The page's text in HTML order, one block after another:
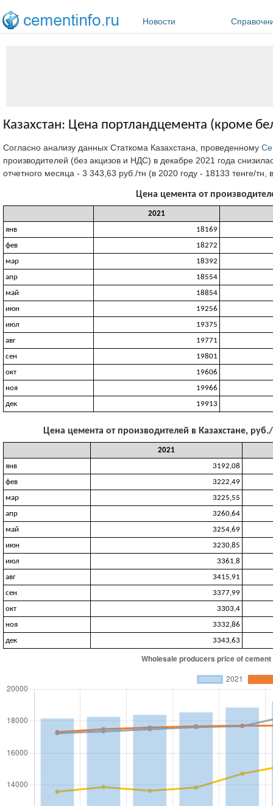
Новости
Казахстан: Цена портландцемента (кроме
Согласно анализу данных Статкома Казахстана, проведенному
производителей (без акцизов и НДС) в декабре 2021 года
отчетного месяца - 3 343,63 руб./тн (в 2020 году - 18133 тенге/тн,
Цена цемента от
2021
янв
18169
фев
18272
мар
18392
апр
18554
май
18854
июн
19256
июл
19375
авг
19771
сен
19801
окт
19606
ноя
19966
дек
19913
Цена цемента от производителей в Казахстане,
2021
янв
3192,08
фев
3222,49
мар
3225,55
апр
3260,64
май
3254,69
июн
3230,85
июл
3361,8
авг
3415,91
сен
3377,99
окт
3303,4
ноя
3332,86
дек
3343,63